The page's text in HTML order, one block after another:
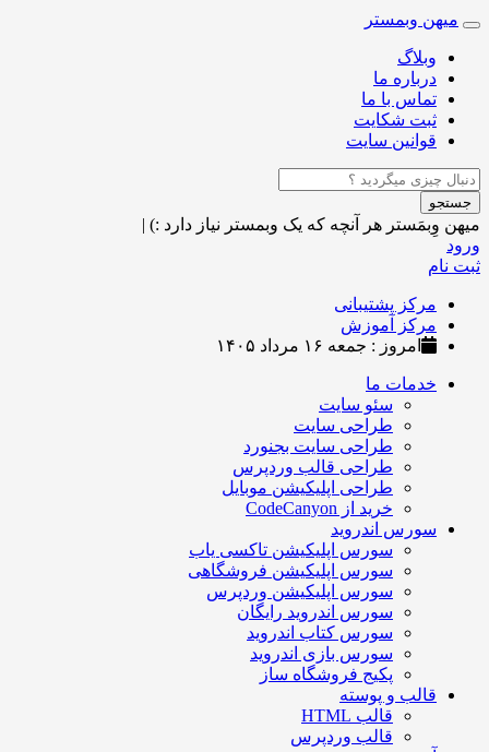
Toggle
navigation
میهن وبمستر
وبلاگ
درباره ما
تماس با ما
ثبت شکایت
قوانین سایت
جستجو
میهن وِبمَستر هر آنچه که یک وبمستر نیاز دارد :) |
ورود
ثبت نام
مرکز پشتیبانی
مرکز آموزش
امروز : جمعه ۱۶ مرداد ۱۴۰۵
خدمات ما
سئو سایت
طراحی سایت
طراحی سایت بجنورد
طراحی قالب وردپرس
طراحی اپلیکیشن موبایل
خرید از CodeCanyon
سورس اندروید
سورس اپلیکیشن تاکسی یاب
سورس اپلیکیشن فروشگاهی
سورس اپلیکیشن وردپرس
سورس اندروید رایگان
سورس کتاب اندروید
سورس بازی اندروید
پکیج فروشگاه ساز
قالب و پوسته
قالب HTML
قالب وردپرس